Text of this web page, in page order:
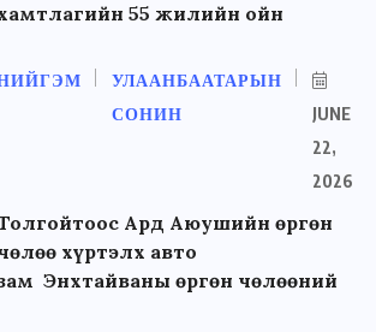
55 жилийн ойн
УЛААНБААТАРЫН
СОНИН
JUNE
22,
2026
Ард Аюушийн өргөн
хүртэлх авто
Энхтайваны өргөн чөлөөний